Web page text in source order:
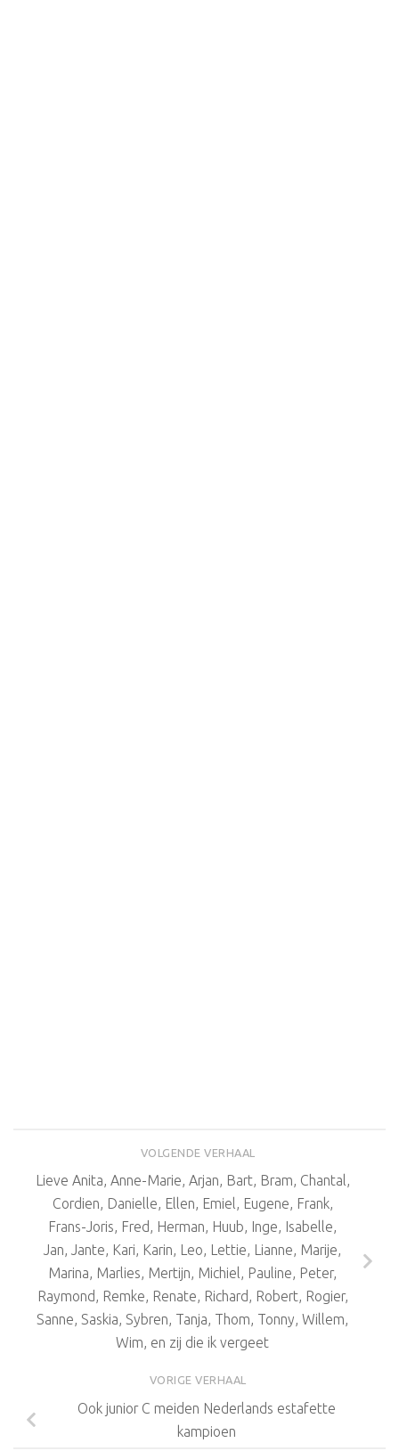
VOLGENDE VERHAAL
Lieve Anita, Anne-Marie, Arjan, Bart, Bram, Chantal,
Cordien, Danielle, Ellen, Emiel, Eugene, Frank,
Frans-Joris, Fred, Herman, Huub, Inge, Isabelle,
Jan, Jante, Kari, Karin, Leo, Lettie, Lianne, Marije,
Marina, Marlies, Mertijn, Michiel, Pauline, Peter,
Raymond, Remke, Renate, Richard, Robert, Rogier,
Sanne, Saskia, Sybren, Tanja, Thom, Tonny, Willem,
Wim, en zij die ik vergeet
VORIGE VERHAAL
Ook junior C meiden Nederlands estafette
kampioen